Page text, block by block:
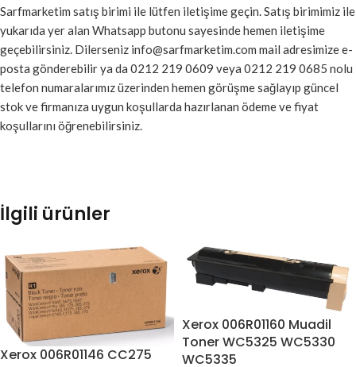
Sarfmarketim satış birimi ile lütfen iletişime geçin. Satış birimimiz ile
yukarıda yer alan Whatsapp butonu sayesinde hemen iletişime
geçebilirsiniz. Dilerseniz info@sarfmarketim.com mail adresimize e-
posta gönderebilir ya da 0212 219 0609 veya 0212 219 0685 nolu
telefon numaralarımız üzerinden hemen görüşme sağlayıp güncel
stok ve firmanıza uygun koşullarda hazırlanan ödeme ve fiyat
koşullarını öğrenebilirsiniz.
İlgili ürünler
Xerox 006R01146 CC275
Xerox 006R01160 Muadil
Toner WC5325 WC5330
WC5335